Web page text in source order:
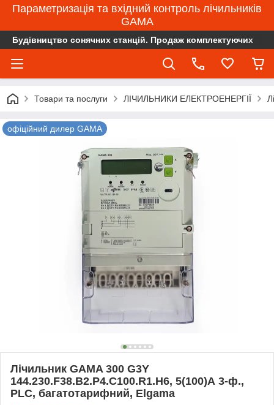
Параметризація та вхідний контроль лічильників
GAMA
Будівництво сонячних станцій. Продаж комплектуючих
Товари та послуги ЛІЧИЛЬНИКИ ЕЛЕКТРОЕНЕРГІЇ
офіційний дилер GAMA
Лічильник GAMA 300 G3Y
144.230.F38.B2.P4.C100.R1.H6, 5(100)А 3-ф.,
PLC, багатотарифний, Elgama